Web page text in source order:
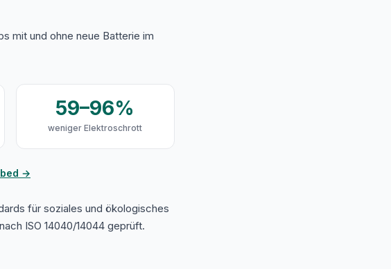
mit und ohne neue Batterie im
59–96%
weniger Elektroschrott
→
für soziales und ökologisches
ISO 14040/14044 geprüft.